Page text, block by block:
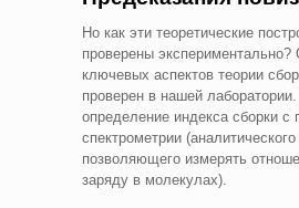
Но как эти теоретические
проверены экспериментально?
ключевых аспектов теории
проверен в нашей
определение индекса сборки
спектрометрии
позволяющего измерять
заряду в молекулах).